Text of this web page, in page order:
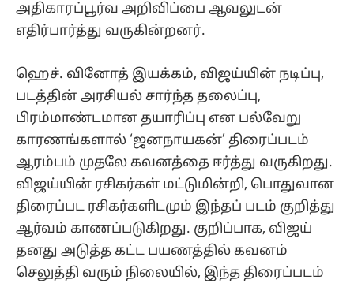
அதிகாரப்பூர்வ அறிவிப்பை ஆவலுடன்
எதிர்பார்த்து வருகின்றனர்.
ஹெச். வினோத் இயக்கம், விஜய்யின் நடிப்பு,
படத்தின் அரசியல் சார்ந்த தலைப்பு,
பிரம்மாண்டமான தயாரிப்பு என பல்வேறு
காரணங்களால் ‘ஜனநாயகன்’ திரைப்படம்
ஆரம்பம் முதலே கவனத்தை ஈர்த்து வருகிறது.
விஜய்யின் ரசிகர்கள் மட்டுமின்றி, பொதுவான
திரைப்பட ரசிகர்களிடமும் இந்தப் படம் குறித்து
ஆர்வம் காணப்படுகிறது. குறிப்பாக, விஜய்
தனது அடுத்த கட்ட பயணத்தில் கவனம்
செலுத்தி வரும் நிலையில், இந்த திரைப்படம்